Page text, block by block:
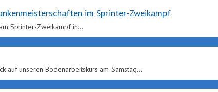
im Sprinter-Zweikampf
Sprinter-Zweikampf in…
auf unseren Bodenarbeitskurs am Samstag…